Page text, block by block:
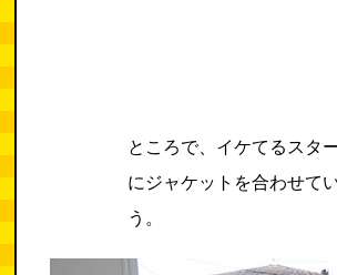
ところで、イケてるスタ
にジャケットを合わせて
う。